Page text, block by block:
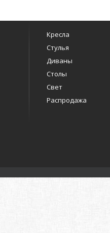
Кресла
Стулья
Диваны
Столы
Свет
Распродажа